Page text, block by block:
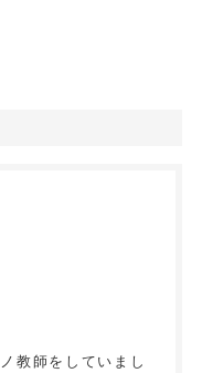
教師をしていまし